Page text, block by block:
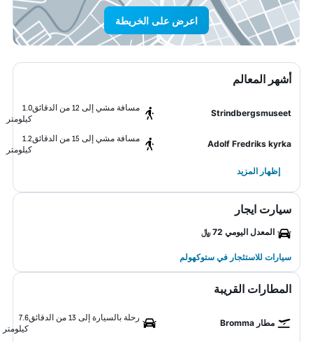
اعرض على الخريطة
أشهر المعالم
Strindbergsmuseet
مسافة مشي إلى 12 من الدقائق
1.0
كيلومتر
Adolf Fredriks kyrka
مسافة مشي إلى 15 من الدقائق
1.2
كيلومتر
إظهار المزيد
سيارت ايجار
المعدل اليومي 72 ﷼
سيارات للاستئجار في ستوكهولم
المطارات القريبة
مطار Bromma
رحلة بالسيارة إلى 13 من الدقائق
7.6
كيلومتر